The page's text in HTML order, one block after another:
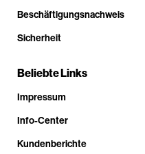
Beschäftigungsnachweis
Sicherheit
Beliebte Links
Impressum
Info-Center
Kundenberichte